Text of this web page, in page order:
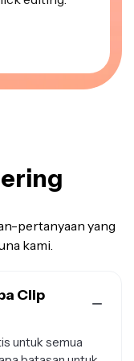
pertanyaan yang
kami.
Clip
untuk semua